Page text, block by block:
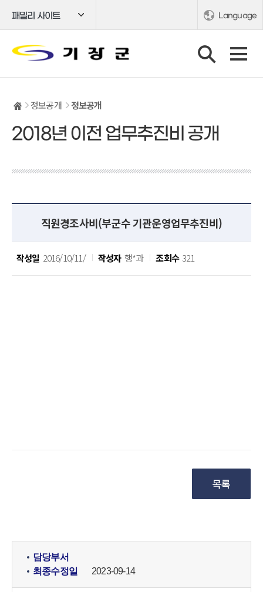
패밀리 사이트 Language
정보공개 정보공개
2018년 이전 업무추진비 공개
직원경조사비(부군수 기관운영업무추진비)
작성일 2016/10/11/ 작성자 행*과 조회수 321
담당부서
최종수정일
2023-09-14